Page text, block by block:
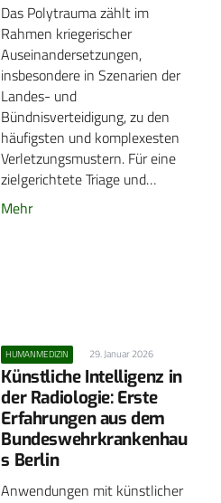
Das Polytrauma zählt im
Rahmen kriegerischer
Auseinandersetzungen,
insbesondere in Szenarien der
Landes- und
Bündnisverteidigung, zu den
häufigsten und komplexesten
Verletzungsmustern. Für eine
zielgerichtete Triage und…
Mehr
HUMANMEDIZIN 29. Januar 2026
Künstliche Intelligenz in
der Radiologie: Erste
Erfahrungen aus dem
Bundeswehrkrankenhau
s Berlin
Anwendungen mit künstlicher